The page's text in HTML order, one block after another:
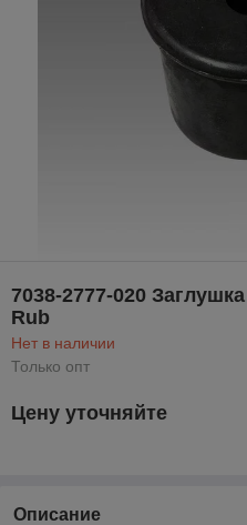
7038-2777-020
Rub
Нет в наличии
Только опт
Цену уточняйте
Описание